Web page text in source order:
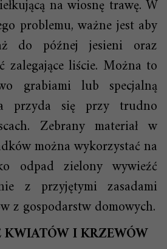
na wiosnę trawę. W
problemu, ważne jest aby
do późnej jesieni oraz
zalegające liście. Można to
grabiami lub specjalną
przyda się przy trudno
Zebrany materiał w
można wykorzystać na
odpad zielony wywieźć
z przyjętymi zasadami
z gospodarstw domowych.
I KRZEWÓW